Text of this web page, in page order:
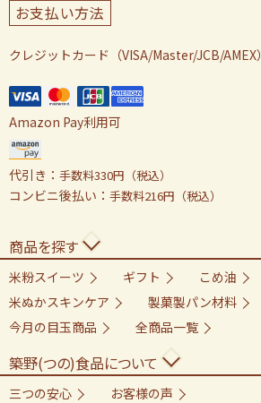
お支払い方法
クレジットカード（VISA/Master/JCB/AMEX）
Amazon Pay利用可
代引き： 手数料330円（税込）
コンビニ後払い： 手数料216円（税込）
商品を探す
米粉スイーツ ギフト
こめ油
米ぬかスキンケア
製菓製パン材料
今月の目玉商品
全商品一覧
築野(つの)食品について
三つの安心 お客様の声